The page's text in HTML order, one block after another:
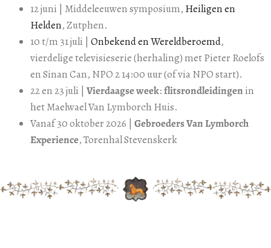
12 juni | Middeleeuwen symposium, Heiligen en
Helden, Zutphen.
10 t/m 31 juli | Onbekend en Wereldberoemd,
vierdelige televisieserie (herhaling) met Pieter Roelofs
en Sinan Can, NPO 2 14:00 uur (of via NPO start).
22 en 23 juli | Vierdaagse week:flitsrondleidingen in
het Maelwael Van Lymborch Huis.
Vanaf 30 oktober 2026 | Gebroeders Van Lymborch
Experience, Torenhal Stevenskerk